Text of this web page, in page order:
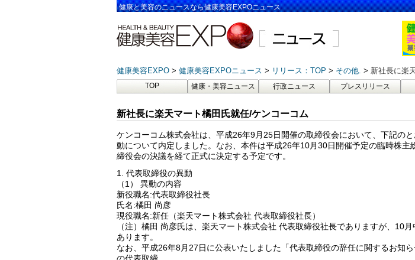
健康と美容のニュースなら健康美容EXPOニュース
健康美容EXPO 健康美容EXPOニュース リリース：TOP その他. 新社長に楽
TOP 健康・美容ニュース 行政ニュース プレスリリース
新社長に楽天マート橘田氏就任/ケンコーコム
ケンコーコム株式会社は、平成26年9月25日開催の取締役会において、下記の
動について内定しました。なお、本件は平成26年10月30日開催予定の臨時株主
締役会の決議を経て正式に決定する予定です。
1. 代表取締役の異動
（1） 異動の内容
新役職名:代表取締役社長
氏名:橘田 尚彦
現役職名:新任（楽天マート株式会社 代表取締役社長）
（注）橘田 尚彦氏は、楽天マート株式会社 代表取締役社長でありますが、10
あります。
なお、平成26年8月27日に公表いたしました「代表取締役の辞任に関するお知
の代表取締